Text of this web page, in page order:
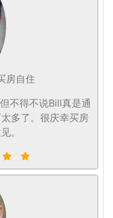
房自住
不得不说Bill真是通
多了。很庆幸买房
。